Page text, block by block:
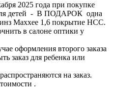
2025 года при покупке
детей - В ПОДАРОК одна
Maxxee 1,6 покрытие HCC.
в салоне оптики у
оформления второго заказа
заказ для ребенка или
на заказ.
.